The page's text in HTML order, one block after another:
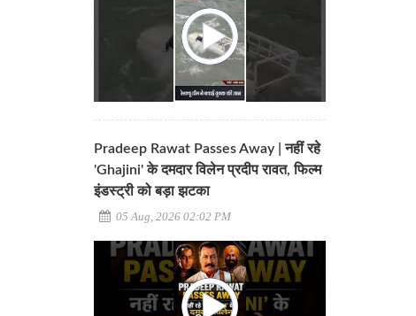
Pradeep Rawat Passes Away | नहीं रहे
'Ghajini' के दमदार विलेन प्रदीप रावत, फिल्म
इंडस्ट्री को बड़ा झटका
05 Aug, 2026 02:02 PM